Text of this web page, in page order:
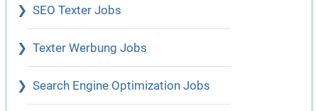
SEO Texter Jobs
Texter Werbung Jobs
Search Engine Optimization Jobs